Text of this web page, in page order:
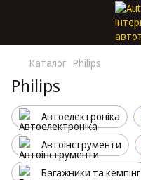
Каталог Philips
Philips
Автоелектроніка
Автоінструменти
Багажники та кемпінг